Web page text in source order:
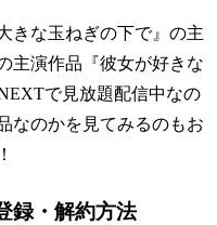
きな玉ねぎの下で』の主
主演作品『彼女が好きな
で見放題配信中なの
なのかを見てみるのもお
録・解約方法